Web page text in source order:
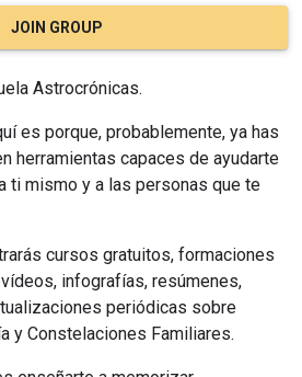
JOIN GROUP
Astrocrónicas.
es porque, probablemente, ya has
herramientas capaces de ayudarte
ti mismo y a las personas que te
cursos gratuitos, formaciones
infografías, resúmenes,
periódicas sobre
y Constelaciones Familiares.